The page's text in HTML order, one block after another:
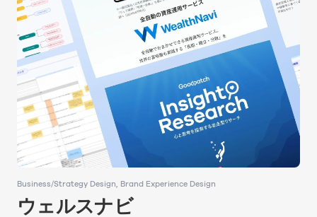
Business/Strategy Design Brand Experience Design
ウェルスナビ
Business/Strategy Design Brand Experience Design
ウェルスナビ